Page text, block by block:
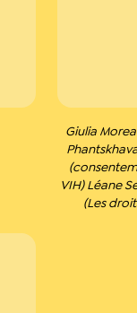
Giulia
VIH) Léane
(Les